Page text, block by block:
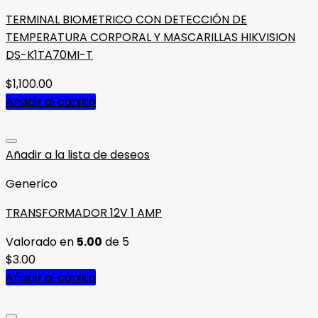
TERMINAL BIOMETRICO CON DETECCIÓN DE
TEMPERATURA CORPORAL Y MASCARILLAS HIKVISION
DS-K1TA70MI-T
$1,100.00
Añadir al carrito
Añadir a la lista de deseos
Generico
TRANSFORMADOR 12V 1 AMP
Valorado en 5.00 de 5
$3.00
Añadir al carrito